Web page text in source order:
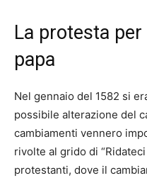
La protesta
papa
Nel gennaio del 1582 si
possibile alterazione del
cambiamenti vennero
rivolte al grido di
protestanti, dove il